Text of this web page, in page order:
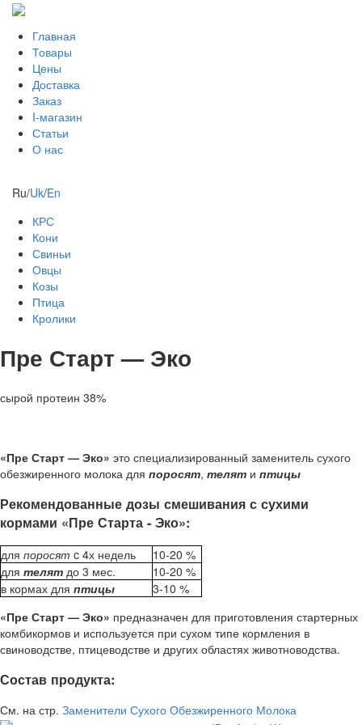
Главная
Товары
Цены
Доставка
Заказ
I-магазин
Статьи
О нас
Ru/Uk/En
КРС
Кони
Свиньи
Овцы
Козы
Птица
Кролики
Пре Старт — Эко
сырой протеин 38%
«Пре Старт — Эко» это специализированный заменитель сухого
обезжиренного молока для поросят, телят и птицы
Рекомендованные дозы смешивания с сухими
кормами «Пре Старта - Эко»:
для поросят c 4х недель
10-20 %
для телят до 3 мес.
10-20 %
в кормах для птицы
3-10 %
«Пре Старт — Эко» предназначен для приготовления стартерных
комбикормов и используется при сухом типе кормления в
свиноводстве, птицеводстве и других областях животноводства.
Состав продукта:
См. на стр. Заменители Сухого Обезжиренного Молока